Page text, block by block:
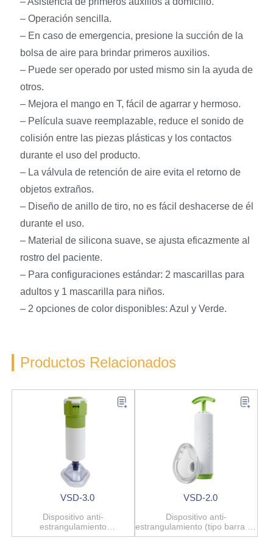
– Operación sencilla.
– En caso de emergencia, presione la succión de la
bolsa de aire para brindar primeros auxilios.
– Puede ser operado por usted mismo sin la ayuda de
otros.
– Mejora el mango en T, fácil de agarrar y hermoso.
– Película suave reemplazable, reduce el sonido de
colisión entre las piezas plásticas y los contactos
durante el uso del producto.
– La válvula de retención de aire evita el retorno de
objetos extraños.
– Diseño de anillo de tiro, no es fácil deshacerse de él
durante el uso.
– Material de silicona suave, se ajusta eficazmente al
rostro del paciente.
– Para configuraciones estándar: 2 mascarillas para
adultos y 1 mascarilla para niños.
– 2 opciones de color disponibles: Azul y Verde.
Productos Relacionados
VSD-3.0
Dispositivo anti-
estrangulamiento
(semiautomático)
VSD-2.0
Dispositivo anti-
estrangulamiento (tipo barra de
tiro)